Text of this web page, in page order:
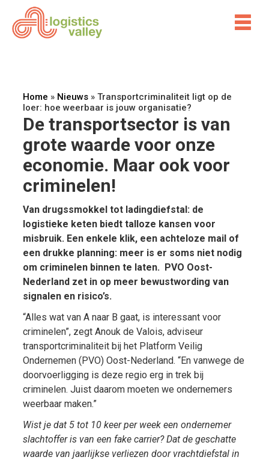
Home » Nieuws» Transportcriminaliteit ligt op de
loer: hoe weerbaar is jouw organisatie?
De transportsector is van
grote waarde voor onze
economie. Maar ook voor
criminelen!
Van drugssmokkel tot ladingdiefstal: de
logistieke keten biedt talloze kansen voor
misbruik. Een enkele klik, een achteloze mail of
een drukke planning: meer is er soms niet nodig
om criminelen binnen te laten. PVO Oost-
Nederland zet in op meer bewustwording van
signalen en risico’s.
“Alles wat van A naar B gaat, is interessant voor
criminelen”, zegt Anouk de Valois, adviseur
transportcriminaliteit bij het Platform Veilig
Ondernemen (PVO) Oost-Nederland. “En vanwege de
doorvoerligging is deze regio erg in trek bij
criminelen. Juist daarom moeten we ondernemers
weerbaar maken.”
Wist je dat 5 tot 10 keer per week een ondernemer
slachtoffer is van een fake carrier? Dat de geschatte
waarde van jaarlijkse verliezen door vrachtdiefstal in